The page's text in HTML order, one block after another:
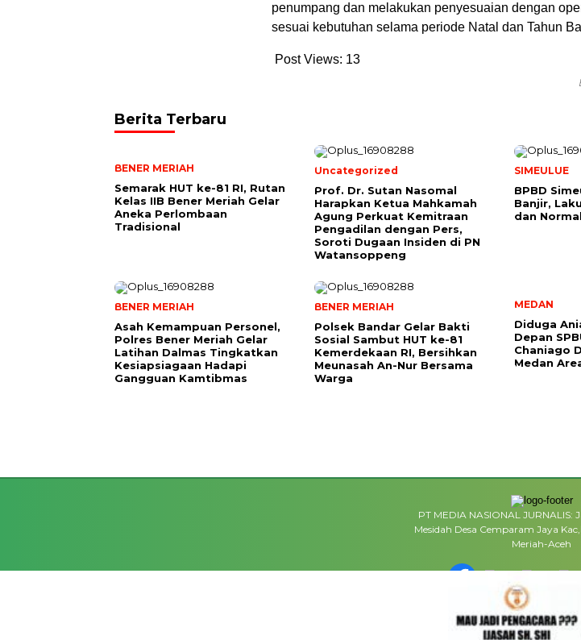
penumpang dan melakukan penyesuaian dengan
sesuai kebutuhan selama periode Natal dan Tahun
Post Views: 13
Berita Terbaru
BENER MERIAH
Semarak HUT ke-81 RI, Rutan
Kelas IIB Bener Meriah Gelar
Aneka Perlombaan
Tradisional
Uncategorized
Prof. Dr. Sutan Nasomal
Harapkan Ketua Mahkamah
Agung Perkuat Kemitraan
Pengadilan dengan Pers,
Soroti Dugaan Insiden di PN
Watansoppeng
SIMEULUE
BPBD
Banjir,
dan
BENER MERIAH
Asah Kemampuan Personel,
Polres Bener Meriah Gelar
Latihan Dalmas Tingkatkan
Kesiapsiagaan Hadapi
Gangguan Kamtibmas
BENER MERIAH
Polsek Bandar Gelar Bakti
Sosial Sambut HUT ke-81
Kemerdekaan RI, Bersihkan
Meunasah An-Nur Bersama
Warga
MEDAN
Diduga
Depan
Chaniago
Medan
PT MEDIA NASIONAL JURNALIS:
Mesidah Desa Cemparam Jaya
Meriah-Aceh
MEDIA